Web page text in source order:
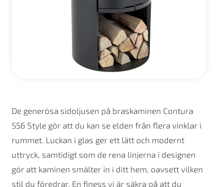
De generösa sidoljusen på braskaminen Contura
556 Style gör att du kan se elden från flera vinklar i
rummet. Luckan i glas ger ett lätt och modernt
uttryck, samtidigt som de rena linjerna i designen
gör att kaminen smälter in i ditt hem, oavsett vilken
stil du föredrar. En finess vi är säkra på att du